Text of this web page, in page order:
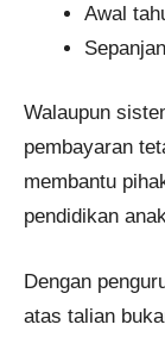
Awal
Walaupun
pembayaran
membantu
pendidikan
Dengan
atas talian